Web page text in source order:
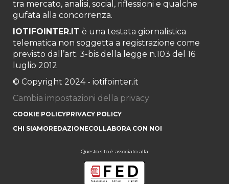
tra mercato, analisi, social, riflessioni e qualche
gufata alla concorrenza.
IOTIFOINTER.IT è una testata giornalistica
telematica non soggetta a registrazione come
previsto dall’art. 3-bis della legge n.103 del 16
luglio 2012
© Copyright 2024 - iotifointer.it
Cambia impostazioni della privacy
COOKIE POLICYPRIVACY POLICY
CHI SIAMOREDAZIONECOLLABORA CON NOI
Questo sito è associato alla